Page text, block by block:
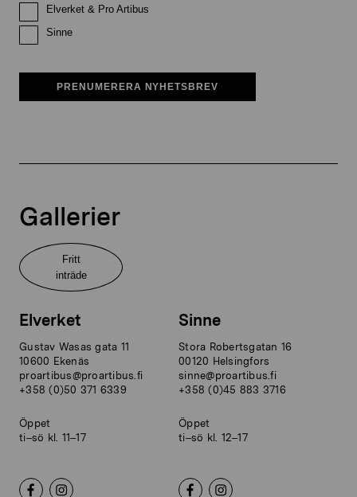
Elverket & Pro Artibus
Sinne
PRENUMERERA NYHETSBREV
Gallerier
Fritt
inträde
Elverket
Gustav Wasas gata 11
10600 Ekenäs
proartibus@proartibus.fi
+358 (0)50 371 6339
Öppet
ti–sö kl. 11–17
Sinne
Stora Robertsgatan 16
00120 Helsingfors
sinne@proartibus.fi
+358 (0)45 883 3716
Öppet
ti–sö kl. 12–17